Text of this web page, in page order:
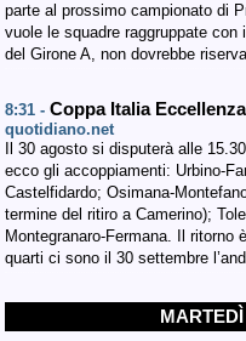
parte al prossimo campionato di
vuole le squadre raggruppate
del Girone A, non dovrebbe
8:31 - Coppa Italia
quotidiano.net
Il 30 agosto si disputerà alle
ecco gli accoppiamenti: Urbino-
Castelfidardo; Osimana-
termine del ritiro a Camerino);
Montegranaro-Fermana. Il ritorno
quarti ci sono il 30 settembre